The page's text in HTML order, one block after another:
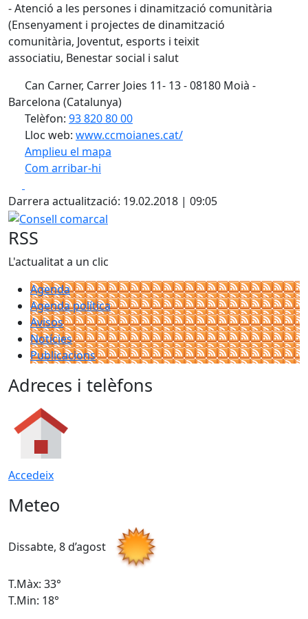
- Atenció a les persones i dinamització comunitària
(Ensenyament i projectes de dinamització
comunitària, Joventut, esports i teixit
associatiu, Benestar social i salut
Can Carner, Carrer Joies 11- 13 - 08180 Moià -
Barcelona (Catalunya)
Telèfon: 93 820 80 00
Lloc web: www.ccmoianes.cat/
Amplieu el mapa
Com arribar-hi
+
−
Darrera actualització: 19.02.2018 | 09:05
Consell comarcal
RSS
L'actualitat a un clic
Agenda
Agenda política
Avisos
Notícies
Publicacions
Adreces i telèfons
Accedeix
Meteo
Dissabte, 8 d’agost
T.Màx: 33°
T.Min: 18°